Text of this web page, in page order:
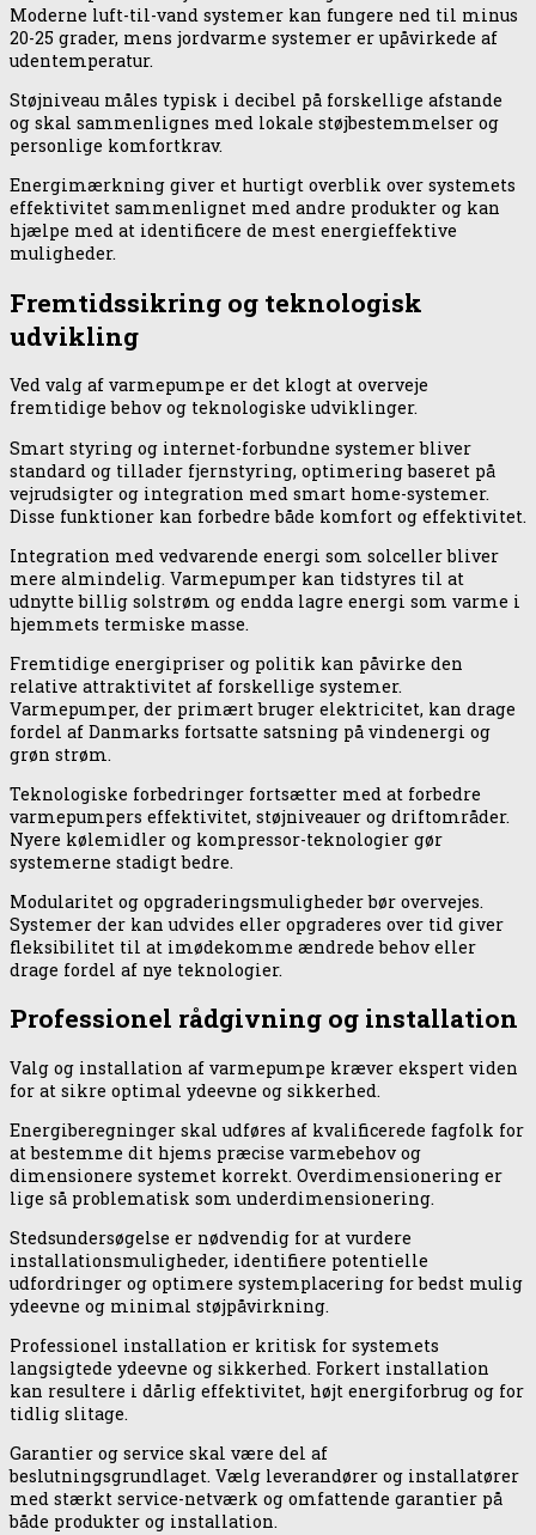
Moderne luft-til-vand systemer kan fungere ned til minus
20-25 grader, mens jordvarme systemer er upåvirkede af
udentemperatur.
Støjniveau måles typisk i decibel på forskellige afstande
og skal sammenlignes med lokale støjbestemmelser og
personlige komfortkrav.
Energimærkning giver et hurtigt overblik over systemets
effektivitet sammenlignet med andre produkter og kan
hjælpe med at identificere de mest energieffektive
muligheder.
Fremtidssikring og teknologisk
udvikling
Ved valg af varmepumpe er det klogt at overveje
fremtidige behov og teknologiske udviklinger.
Smart styring og internet-forbundne systemer bliver
standard og tillader fjernstyring, optimering baseret på
vejrudsigter og integration med smart home-systemer.
Disse funktioner kan forbedre både komfort og effektivitet.
Integration med vedvarende energi som solceller bliver
mere almindelig. Varmepumper kan tidstyres til at
udnytte billig solstrøm og endda lagre energi som varme i
hjemmets termiske masse.
Fremtidige energipriser og politik kan påvirke den
relative attraktivitet af forskellige systemer.
Varmepumper, der primært bruger elektricitet, kan drage
fordel af Danmarks fortsatte satsning på vindenergi og
grøn strøm.
Teknologiske forbedringer fortsætter med at forbedre
varmepumpers effektivitet, støjniveauer og driftområder.
Nyere kølemidler og kompressor-teknologier gør
systemerne stadigt bedre.
Modularitet og opgraderingsmuligheder bør overvejes.
Systemer der kan udvides eller opgraderes over tid giver
fleksibilitet til at imødekomme ændrede behov eller
drage fordel af nye teknologier.
Professionel rådgivning og installation
Valg og installation af varmepumpe kræver ekspert viden
for at sikre optimal ydeevne og sikkerhed.
Energiberegninger skal udføres af kvalificerede fagfolk for
at bestemme dit hjems præcise varmebehov og
dimensionere systemet korrekt. Overdimensionering er
lige så problematisk som underdimensionering.
Stedsundersøgelse er nødvendig for at vurdere
installationsmuligheder, identifiere potentielle
udfordringer og optimere systemplacering for bedst mulig
ydeevne og minimal støjpåvirkning.
Professionel installation er kritisk for systemets
langsigtede ydeevne og sikkerhed. Forkert installation
kan resultere i dårlig effektivitet, højt energiforbrug og for
tidlig slitage.
Garantier og service skal være del af
beslutningsgrundlaget. Vælg leverandører og installatører
med stærkt service-netværk og omfattende garantier på
både produkter og installation.